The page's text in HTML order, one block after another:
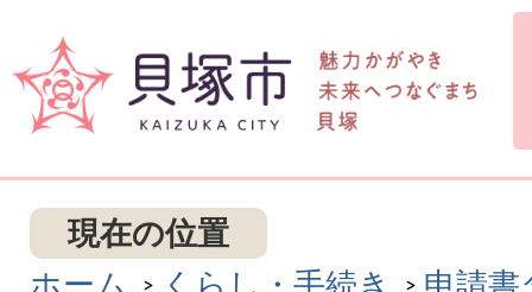
現在の位置